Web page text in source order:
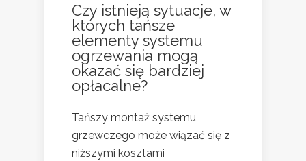
Czy istnieją sytuacje, w
których tańsze
elementy systemu
ogrzewania mogą
okazać się bardziej
opłacalne?
Tańszy montaż systemu
grzewczego może wiązać się z
niższymi kosztami